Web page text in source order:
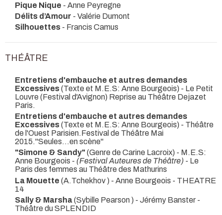
Pique Nique - Anne Peyregne
Délits d’Amour - Valérie Dumont
Silhouettes - Francis Camus
THÉÂTRE
Entretiens d'embauche et autres demandes
Excessives(Texte et M.E.S: Anne Bourgeois) - Le Petit
Louvre (Festival d'Avignon) Reprise au Théâtre Dejazet
Paris.
Entretiens d'embauche et autres demandes
Excessives(Texte et M.E.S: Anne Bourgeois) - Théâtre
de l'Ouest Parisien.Festival de Théâtre Mai
2015."Seules...en scène"
"Simone & Sandy"(Genre de Carine Lacroix) - M.E.S:
Anne Bourgeois - (Festival Auteures de Théâtre) - Le
Paris des femmes au Théâtre des Mathurins
La Mouette (A.Tchekhov ) - Anne Bourgeois - THEATRE
14
Sally & Marsha(Sybille Pearson ) - Jérémy Banster -
Théâtre du SPLENDID